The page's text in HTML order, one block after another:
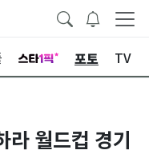
포토 TV
월드컵 경기